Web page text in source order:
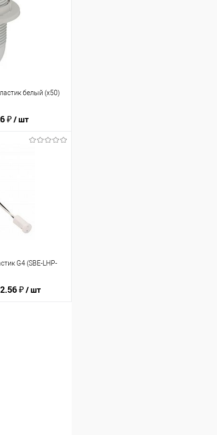
белый (x50)
₽/ шт
В избранное
G4 (SBE-LHP-
₽/ шт